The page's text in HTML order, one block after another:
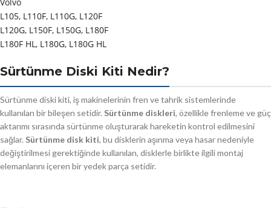
L105, L110F, L110G, L120F
L120G, L150F, L150G, L180F
L180F HL, L180G, L180G HL
Sürtünme Diski Kiti Nedir?
Sürtünme diski kiti, iş makinelerinin fren ve tahrik sistemlerinde
kullanılan bir bileşen setidir. Sürtünme diskleri, özellikle frenleme ve güç
aktarımı sırasında sürtünme oluşturarak hareketin kontrol edilmesini
sağlar. Sürtünme disk kiti, bu disklerin aşınma veya hasar nedeniyle
değiştirilmesi gerektiğinde kullanılan, disklerle birlikte ilgili montaj
elemanlarını içeren bir yedek parça setidir.